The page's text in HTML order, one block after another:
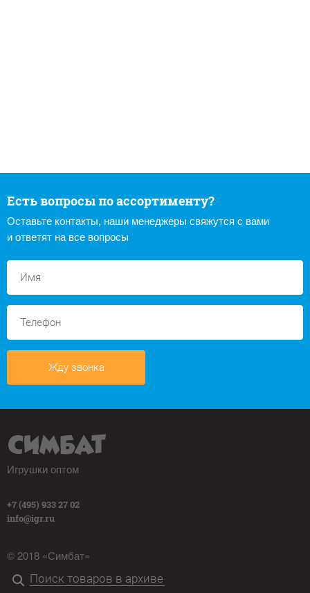
Есть вопросы по ассортименту?
Оставьте контакты, наши менеджеры свяжутся с вами
и ответят на все вопросы
Жду звонка
Игрушки оптом
+7 (495) 933 27 02
info@igr.ru
© 2018 «Симбат»